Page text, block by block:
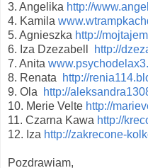
3. Angelika http://
4. Kamila
5. Agnieszka http://
6. Iza Dzezabell
http://
7. Anita
8. Renata
http://
9. Ola
http://
10. Merie Velte http://
11. Czarna Kawa http://
12. Iza http://zakrecone-
Pozdrawiam,